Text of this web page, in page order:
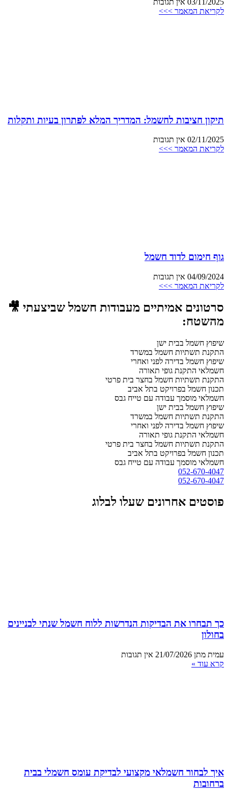
לקריאת המאמר >>>
תיקון חציבות לחשמל: המדריך המלא לפתרון בעיות ותקלות
02/11/2025 אין תגובות
לקריאת המאמר >>>
גוף חימום לדוד חשמל
04/09/2024 אין תגובות
לקריאת המאמר >>>
סרטונים אמיתיים מעבודות חשמל שביצעתי 🎥
מהשטח:
שיפוץ חשמל בבית ישן
התקנת תשתיות חשמל במשרד
שיפוץ חשמל בדירה לפני ואחרי
חשמלאי התקנת גופי תאורה
התקנת תשתיות חשמל בחצר בית פרטי
תכנון חשמל בפרויקט בתל אביב
חשמלאי מוסמך עבודה עם טייח גבס
שיפוץ חשמל בבית ישן
התקנת תשתיות חשמל במשרד
שיפוץ חשמל בדירה לפני ואחרי
חשמלאי התקנת גופי תאורה
התקנת תשתיות חשמל בחצר בית פרטי
תכנון חשמל בפרויקט בתל אביב
חשמלאי מוסמך עבודה עם טייח גבס
052-670-4047
052-670-4047
פוסטים אחרונים שעלו לבלוג
כך תבחרו את הבדיקות הנדרשות ללוח חשמל שנתי לבניינים
בחולון
עמית מתן 21/07/2026 אין תגובות
קרא עוד »
איך לבחור חשמלאי מקצועי לבדיקת עומס חשמלי בבית
ברחובות